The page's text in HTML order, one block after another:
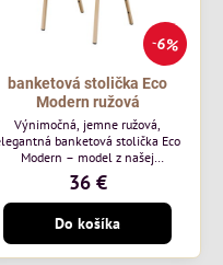
6%
banketová stolička Eco
Modern ružová
Výnimočná, jemne ružová,
banketová stolička Eco
Modern – model z našej
ekonomicky výhodnej rady. Táto
nová verzia je ešte lepšie
prispôsobená potrebám moderných
pohostinských priestorov, ako sú
hotely a reštaurácie. Medzi jej
charakteristické znaky patrí
36 €
Do košíka